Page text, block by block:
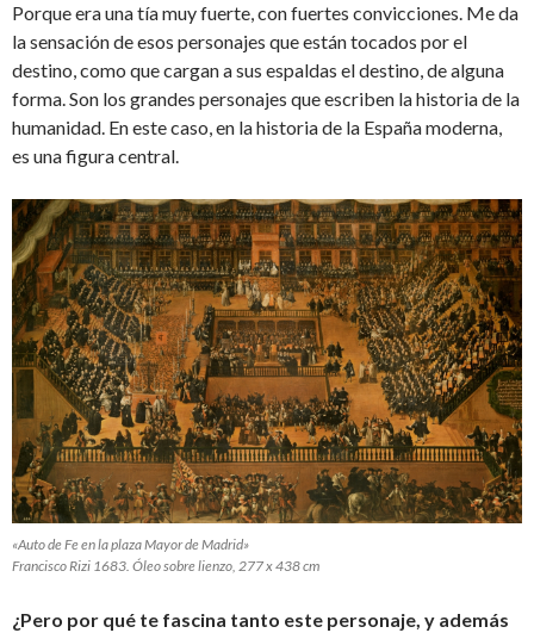
Porque era una tía muy fuerte, con fuertes convicciones. Me da
la sensación de esos personajes que están tocados por el
destino, como que cargan a sus espaldas el destino, de alguna
forma. Son los grandes personajes que escriben la historia de la
humanidad. En este caso, en la historia de la España moderna,
es una figura central.
«Auto de Fe en la plaza Mayor de Madrid»
Francisco Rizi 1683. Óleo sobre lienzo, 277 x 438 cm
¿Pero por qué te fascina tanto este personaje, y además